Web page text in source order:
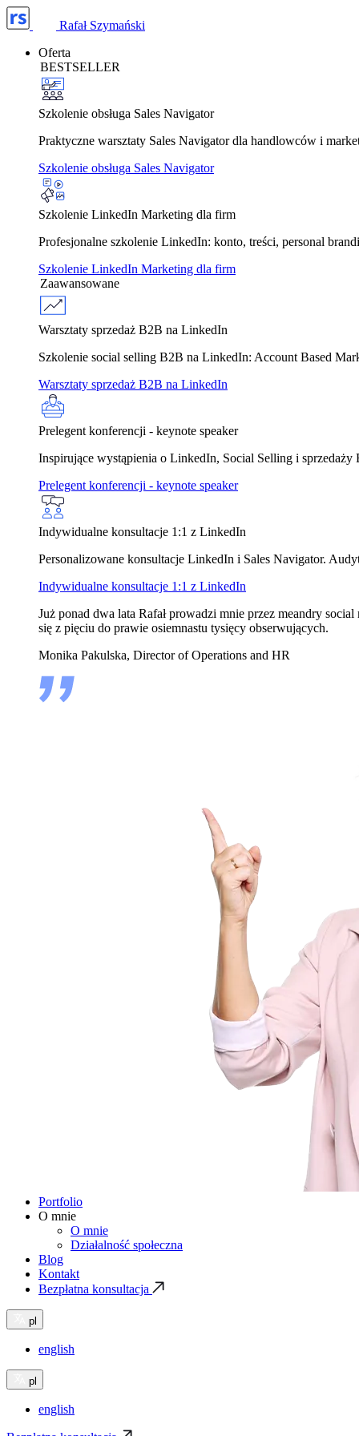
Rafał Szymański
Oferta
BESTSELLER
Szkolenie obsługa Sales Navigator
Praktyczne warsztaty Sales Navigator dla handlowców i
Szkolenie obsługa Sales Navigator
Szkolenie LinkedIn Marketing dla firm
Profesjonalne szkolenie LinkedIn: konto, treści, personal
Szkolenie LinkedIn Marketing dla firm
Zaawansowane
Warsztaty sprzedaż B2B na LinkedIn
Szkolenie social selling B2B na LinkedIn: Account Based
Warsztaty sprzedaż B2B na LinkedIn
Prelegent konferencji - keynote speaker
Inspirujące wystąpienia o LinkedIn, Social Selling i
Prelegent konferencji - keynote speaker
Indywidualne konsultacje 1:1 z LinkedIn
Personalizowane konsultacje LinkedIn i Sales Navigator.
Indywidualne konsultacje 1:1 z LinkedIn
Już ponad dwa lata Rafał prowadzi mnie przez meandry
się z pięciu do prawie osiemnastu tysięcy obserwujących.
Monika Pakulska, Director of Operations and HR
Portfolio
O mnie
O mnie
Działalność społeczna
Blog
Kontakt
Bezpłatna konsultacja
pl
english
pl
english